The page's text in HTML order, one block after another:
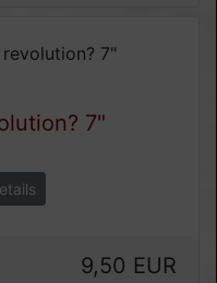
7"
9,50 EUR